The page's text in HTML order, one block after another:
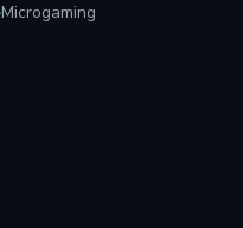
Microgaming